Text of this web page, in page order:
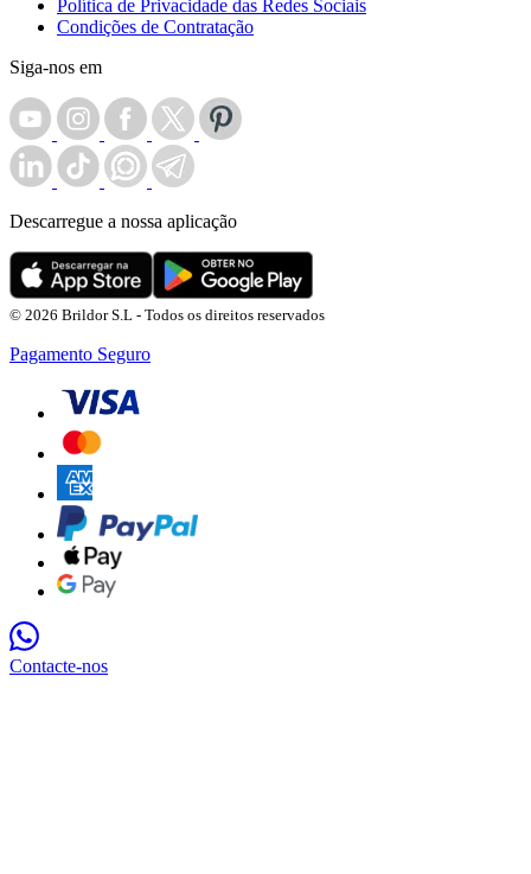
Política de Privacidade das Redes Sociais
Condições de Contratação
Siga-nos em
Descarregue a nossa aplicação
© 2026 Brildor S.L - Todos os direitos reservados
Pagamento Seguro
Contacte-nos